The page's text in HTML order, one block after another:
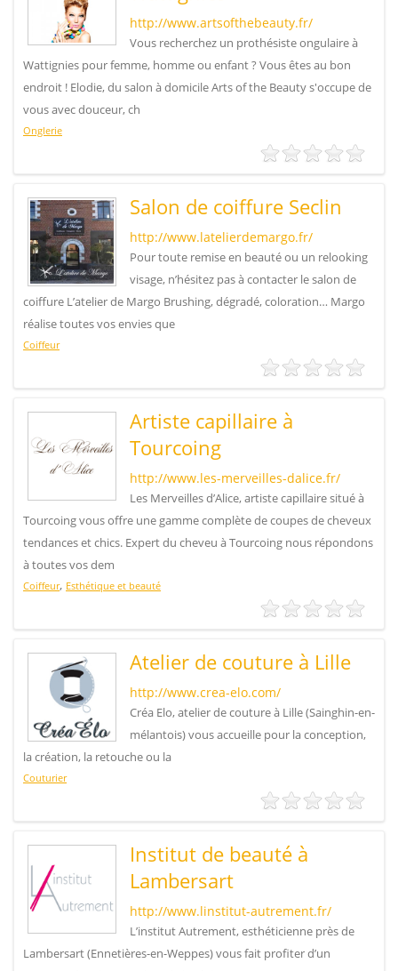
http://www.artsofthebeauty.fr/
Vous recherchez un prothésiste ongulaire à
Wattignies pour femme, homme ou enfant ? Vous êtes au bon
endroit ! Elodie, du salon à domicile Arts of the Beauty s'occupe de
vous avec douceur, ch
Onglerie
Salon de coiffure Seclin
http://www.latelierdemargo.fr/
Pour toute remise en beauté ou un relooking
visage, n’hésitez pas à contacter le salon de
coiffure L’atelier de Margo Brushing, dégradé, coloration… Margo
réalise toutes vos envies que
Coiffeur
Artiste capillaire à
Tourcoing
http://www.les-merveilles-dalice.fr/
Les Merveilles d’Alice, artiste capillaire situé à
Tourcoing vous offre une gamme complète de coupes de cheveux
tendances et chics. Expert du cheveu à Tourcoing nous répondons
à toutes vos dem
Coiffeur, Esthétique et beauté
Atelier de couture à Lille
http://www.crea-elo.com/
Créa Elo, atelier de couture à Lille (Sainghin-en-
mélantois) vous accueille pour la conception,
la création, la retouche ou la
Couturier
Institut de beauté à
Lambersart
http://www.linstitut-autrement.fr/
L’institut Autrement, esthéticienne près de
Lambersart (Ennetières-en-Weppes) vous fait profiter d’un